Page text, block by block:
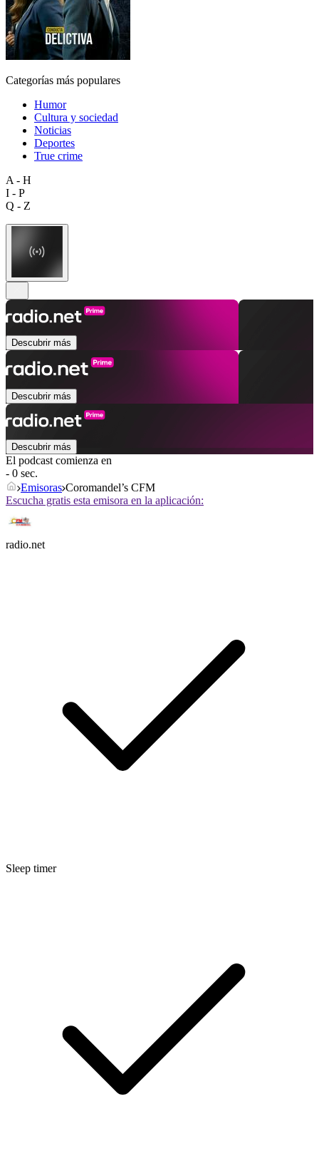
Categorías más populares
Humor
Cultura y sociedad
Noticias
Deportes
True crime
A - H
I - P
Q - Z
Descubrir más
Descubrir más
Descubrir más
El podcast comienza en
- 0 sec.
Emisoras Coromandel’s CFM
Escucha gratis esta emisora en la aplicación:
radio.net
Sleep timer